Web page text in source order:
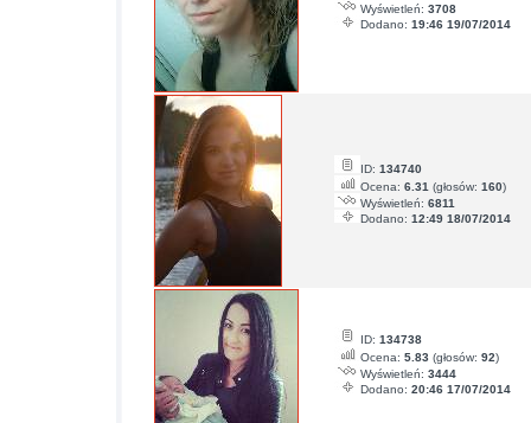
Wyświetleń: 3708
Dodano: 19:46 19/07/2014
ID: 134740
Ocena: 6.31 (głosów: 160)
Wyświetleń: 6811
Dodano: 12:49 18/07/2014
ID: 134738
Ocena: 5.83 (głosów: 92)
Wyświetleń: 3444
Dodano: 20:46 17/07/2014